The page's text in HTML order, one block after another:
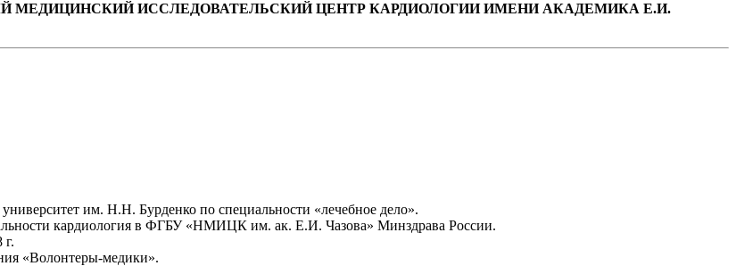
МЕДИЦИНСКИЙ ИССЛЕДОВАТЕЛЬСКИЙ ЦЕНТР КАРДИОЛОГИИ ИМЕНИ АКАДЕМИКА Е.И.
им. Н.Н. Бурденко по специальности «лечебное дело».
кардиология в ФГБУ «НМИЦК им. ак. Е.И. Чазова» Минздрава России.
г.
«Волонтеры-медики».